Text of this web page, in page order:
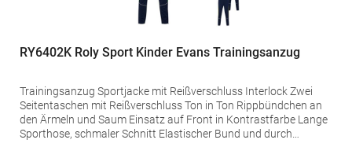
RY6402K Roly Sport Kinder Evans Trainingsanzug
Trainingsanzug Sportjacke mit Reißverschluss Interlock Zwei
Seitentaschen mit Reißverschluss Ton in Ton Rippbündchen an
den Ärmeln und Saum Einsatz auf Front in Kontrastfarbe Lange
Sporthose, schmaler Schnitt Elastischer Bund und durch